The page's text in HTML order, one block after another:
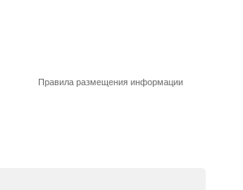
Правила размещения информации